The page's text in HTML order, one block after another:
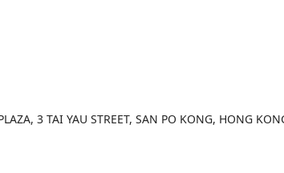
過5000多位。其中醫療護理包括:抽血員證書、診所
等多個國際認證機構的指定認可考核及教學中心
深生物醫學科醫生，臨床心理醫生，牙科醫生，一級
訓專業資格, 致力令學員可考取更高標準的國際認可
3 TAI YAU STREET, SAN PO KONG, HONG